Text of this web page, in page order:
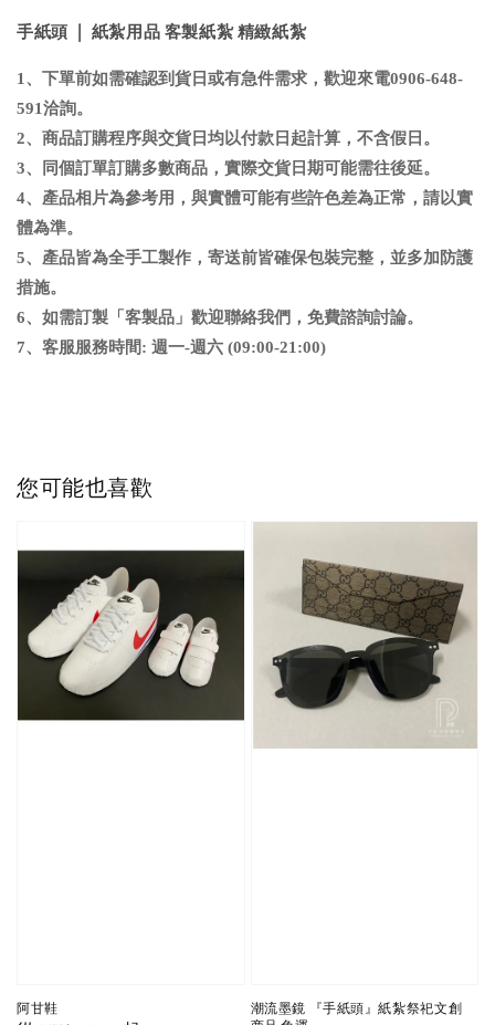
手紙頭 | 紙紮用品 客製紙紮 精緻紙紮
1、下單前如需確認到貨日或有急件需求，歡迎來電0906-648-
591洽詢。
2、商品訂購程序與交貨日均以付款日起計算，不含假日 。
3、同個訂單訂購多數商品，實際交貨日期可能需往後延。
4、 產品相片為參考用，與實體可能有些許色差為正常，請以實
體為準。
5、 產品皆為全手工製作，寄送前皆確保包裝完整，並多加防護
措施。
6、 如需訂製「客製品」歡迎聯絡我們，免費諮詢討論。
7、客服服務時間: 週一-週六 (09:00-21:00)
您可能也喜歡
阿甘鞋
潮流墨鏡 『手紙頭』紙紮祭祀文創